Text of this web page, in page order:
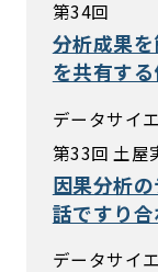
第34回
分析成果
を共有す
データサイ
第33回 土屋
因果分析
話ですり
データサイ